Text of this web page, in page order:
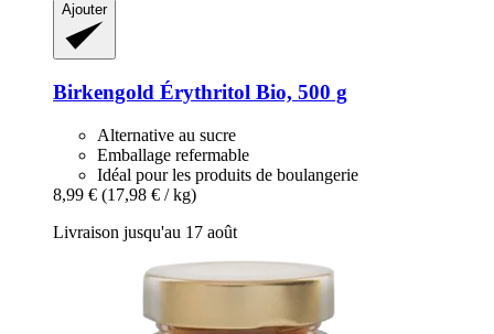
Ajouter
Birkengold Érythritol Bio, 500 g
Alternative au sucre
Emballage refermable
Idéal pour les produits de boulangerie
8,99 € (17,98 € / kg)
Livraison jusqu'au 17 août